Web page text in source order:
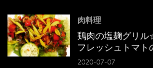
肉料理
鶏肉の塩麹グリ
フレッシュトマト
2020-07-07